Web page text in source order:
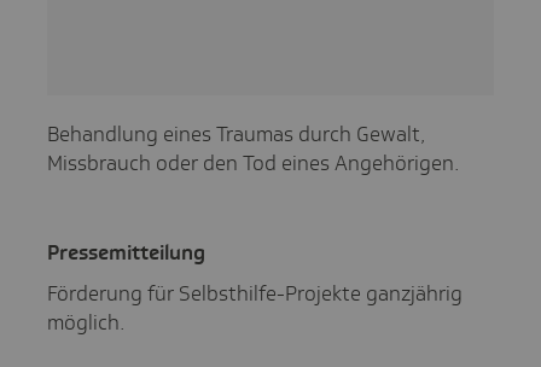
Behandlung eines Traumas durch Gewalt,
Missbrauch oder den Tod eines Angehörigen.
Pres­se­mit­tei­lung
Förderung für Selbsthilfe-Projekte ganzjährig
möglich.